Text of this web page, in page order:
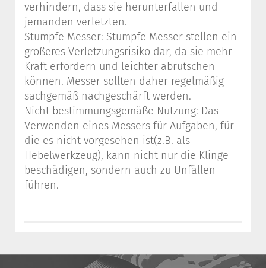
verhindern, dass sie herunterfallen und
jemanden verletzten.
Stumpfe Messer: Stumpfe Messer stellen ein
größeres Verletzungsrisiko dar, da sie mehr
Kraft erfordern und leichter abrutschen
können. Messer sollten daher regelmäßig
sachgemäß nachgeschärft werden.
Nicht bestimmungsgemäße Nutzung: Das
Verwenden eines Messers für Aufgaben, für
die es nicht vorgesehen ist(z.B. als
Hebelwerkzeug), kann nicht nur die Klinge
beschädigen, sondern auch zu Unfällen
führen.